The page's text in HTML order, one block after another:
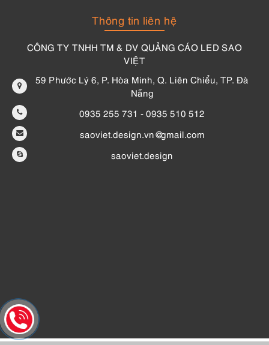
Thông tin liên hệ
CÔNG TY TNHH TM & DV QUẢNG CÁO LED SAO
VIỆT
59 Phước Lý 6, P. Hòa Minh, Q. Liên Chiểu, TP. Đà
Nẵng
0935 255 731 - 0935 510 512
saoviet.design.vn@gmail.com
saoviet.design